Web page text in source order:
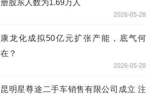
册股东人数为1.69万人
2026-05-28
康龙化成拟50亿元扩张产能，底气何
在？
2026-05-28
昆明星尊途二手车销售有限公司成立 注